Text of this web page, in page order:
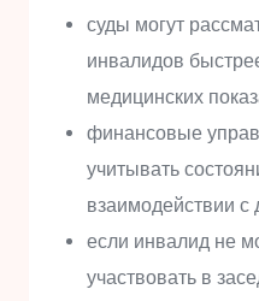
суды могут
инвалидов
медицинских
финансовые
учитывать
взаимодействии с
если инвалид не
участвовать в